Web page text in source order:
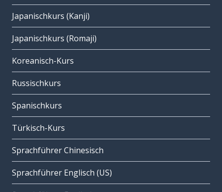
Japanischkurs (Kanji)
Japanischkurs (Romaji)
Koreanisch-Kurs
Russischkurs
Spanischkurs
Türkisch-Kurs
Sprachführer Chinesisch
Sprachführer Englisch (US)